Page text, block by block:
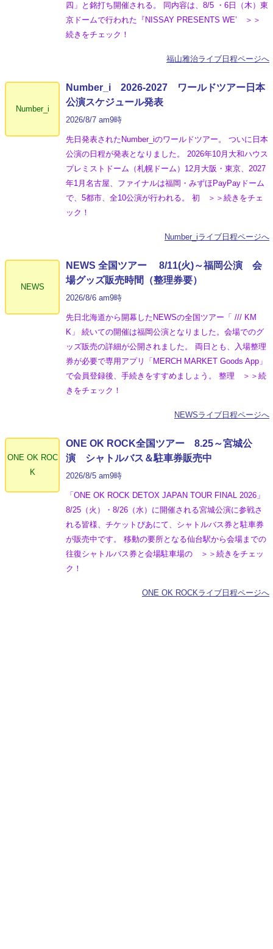
四」と銘打ち開催される。 同内容は、8/5 ・6日（木）東
京ドームで行われた『NISSAY PRESENTS WE’ ＞＞
続きをチェック！
福山雅治ライブ日程ページへ
Number_i
Number_i 2026‐2027 ワールドツアー日本
公演スケジュール発表
2026/8/7 am9時
先日発表されたNumber_iのワールドツアー。 ついに日本
公演の日程が発表となりました。 2026年10月大和ハウス
プレミストドーム（札幌ドーム）12月大阪・東京、2027
年1月名古屋、ファイナルは福岡・みずほPayPayドーム
で、5都市、全10公演が行われる。 初 ＞＞続きをチェ
ック！
Number_iライブ日程ページへ
NEWS
NEWS 全国ツアー 8/11(火)～福岡公演 会
場グッズ販売時間（整理券要）
2026/8/6 am9時
先日北海道から開幕したNEWSの全国ツアー「 /// KM
K」 続いての開催は福岡公演となりました。会場でのグ
ッズ販売の詳細が公開されました。 両日とも、入場整理
券が必要で専用アプリ「MERCH MARKET Goods App」
で会員登録後、手続きをすすめましょう。 整理 ＞＞続
きをチェック！
NEWSライブ日程ページへ
ONE OK ROC
K
ONE OK ROCK全国ツアー 8.25～宮城公
演 シャトルバス＆駐車券販売中
2026/8/5 am9時
「ONE OK ROCK DETOX JAPAN TOUR FINAL 2026」
8/25（火）・8/26（水）に開催される宮城公演に参戦さ
れる皆様、チケットぴあにて、シャトルバス券と駐車券
が販売中です。 移動の要所となる仙台駅から会場までの
往復シャトルバス券と会場駐車場の ＞＞続きをチェッ
ク！
ONE OK ROCKライブ日程ページへ